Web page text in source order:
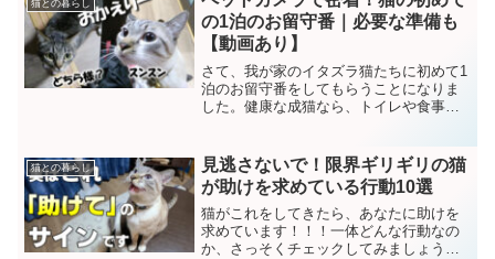
ますね。ちなみに置いて行...
猫との暮らし
の1泊のお留守番｜必要な準備も
【動画あり】
さて、我が家のイタズラ猫たちに初めて1
泊のお留守番をしてもらうことになりま
した。健康な成猫なら、トイレや食事、
わけで今回は、猫の1泊のお留守番のため
に準備することや、...
猫との暮らし
見逃さないで！限界ギリギリの猫
が助けを求めている行動10選
猫がこれをしてきたら、あなたに助けを
求めています！！！一体どんな行動なの
か、さっそくチェックしてみましょう！